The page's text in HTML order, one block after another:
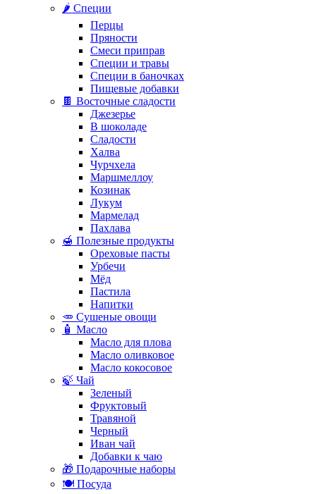
🌶️ Специи
Перцы
Пряности
Смеси приправ
Специи и травы
Специи в баночках
Пищевые добавки
🍫 Восточные сладости
Джезерье
В шоколаде
Сладости
Халва
Чурчхела
Маршмеллоу
Козинак
Лукум
Мармелад
Пахлава
🍯 Полезные продукты
Ореховые пасты
Урбечи
Мёд
Пастила
Напитки
🥕 Сушеные овощи
🧴 Масло
Масло для плова
Масло оливковое
Масло кокосовое
🍃 Чай
Зеленый
Фруктовый
Травяной
Черный
Иван чай
Добавки к чаю
🎁 Подарочные наборы
🍽️ Посуда